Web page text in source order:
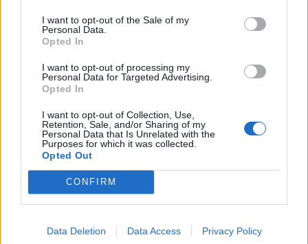
I want to opt-out of the Sale of my
Personal Data.
Opted In
I want to opt-out of processing my
Personal Data for Targeted Advertising.
Opted In
I want to opt-out of Collection, Use,
Retention, Sale, and/or Sharing of my
Personal Data that Is Unrelated with the
Purposes for which it was collected.
Opted Out
CONFIRM
Data Deletion Data Access Privacy Policy
regisztrációhoz kötött.
Az előfizetés a következőket tartalmazza:
Portfolio.hu teljes cikkarchívum
Kötéslisták: BÉT elmúlt 2 év napon belüli
Előfizetés
MÁR ELŐFIZETŐNK VAGY?